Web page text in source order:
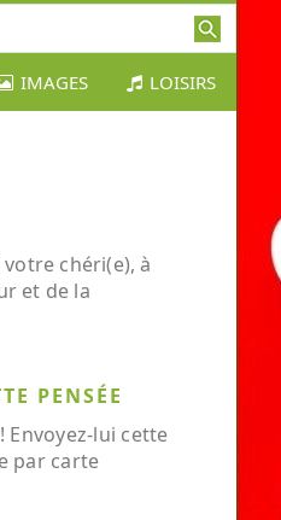
IMAGES LOISIRS
chéri(e), à
et de la
PENSÉE
Envoyez-lui cette
par carte